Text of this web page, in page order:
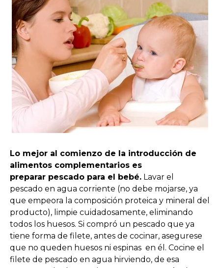
Lo mejor al comienzo de la introducción de
alimentos complementarios es
preparar pescado para el bebé. Lavar el
pescado en agua corriente (no debe mojarse, ya
que empeora la composición proteica y mineral del
producto), limpie cuidadosamente, eliminando
todos los huesos. Si compró un pescado que ya
tiene forma de filete, antes de cocinar, asegurese
que no queden huesos ni espinas en él. Cocine el
filete de pescado en agua hirviendo, de esa